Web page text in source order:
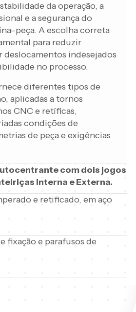
da operação, a
e a segurança do
A escolha correta
para reduzir
deslocamentos indesejados
no processo.
diferentes tipos de
aplicadas a tornos
CNC e retíficas,
condições de
de peça e exigências
com dois jogos
Interna e Externa.
e retificado, em aço
fixação e parafusos de